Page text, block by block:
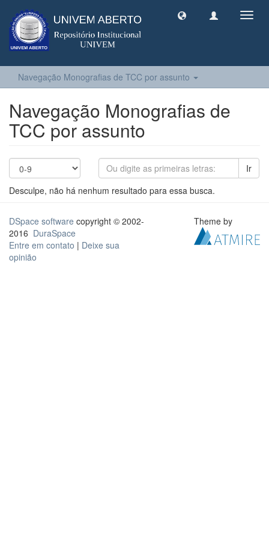
Navegação Monografias de TCC por assunto
Navegação Monografias de
TCC por assunto
Ir
Desculpe, não há nenhum resultado para essa busca.
DSpace software copyright © 2002-
2016 DuraSpace
Entre em contato | Deixe sua
opinião
Theme by